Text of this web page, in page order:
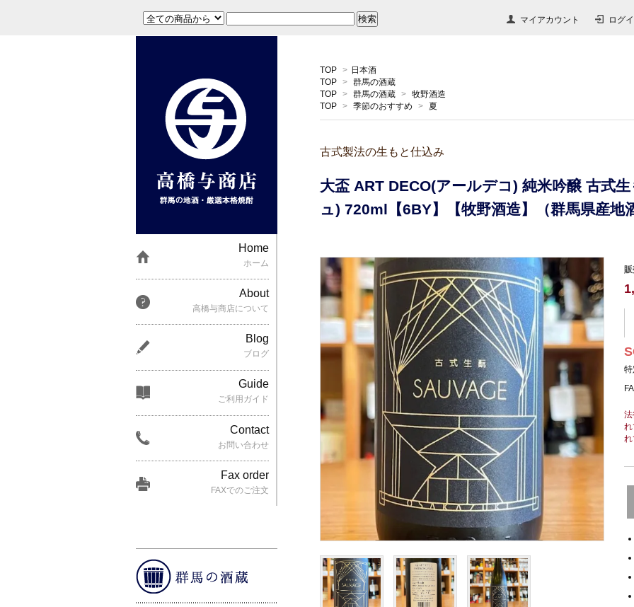
マイアカウント ログ
TOP > 日本酒
TOP > 群馬の酒蔵
TOP > 群馬の酒蔵 > 牧野酒造
TOP > 季節のおすすめ > 夏
古式製法の生もと仕込み
大盃 ART DECO(アールデコ) 純米吟醸 古式
ュ) 720ml【6BY】【牧野酒造】（群馬県産地
れ
Home
ホーム
About
高橋与商店について
Blog
ブログ
Guide
ご利用ガイド
Contact
お問い合わせ
Fax order
FAXでのご注文